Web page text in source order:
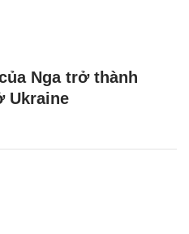
Nga trở thành
Ukraine